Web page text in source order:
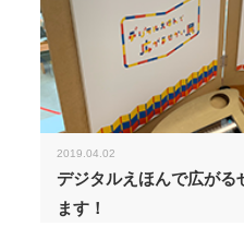
2019.04.02
デジタルえほんで広が
ます！